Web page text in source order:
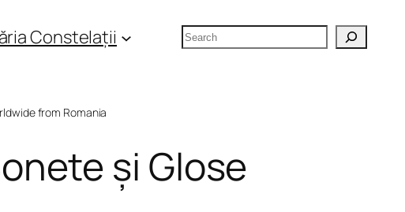
Constelații Search
from Romania
și Glose